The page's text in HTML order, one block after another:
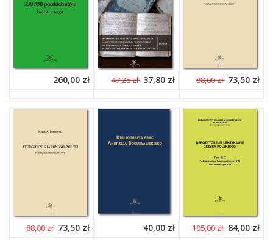
260,00 zł 47,25 zł 37,80 zł 88,00 zł 73,50 zł
88,00 zł 73,50 zł 40,00 zł 105,00 zł 84,00 zł